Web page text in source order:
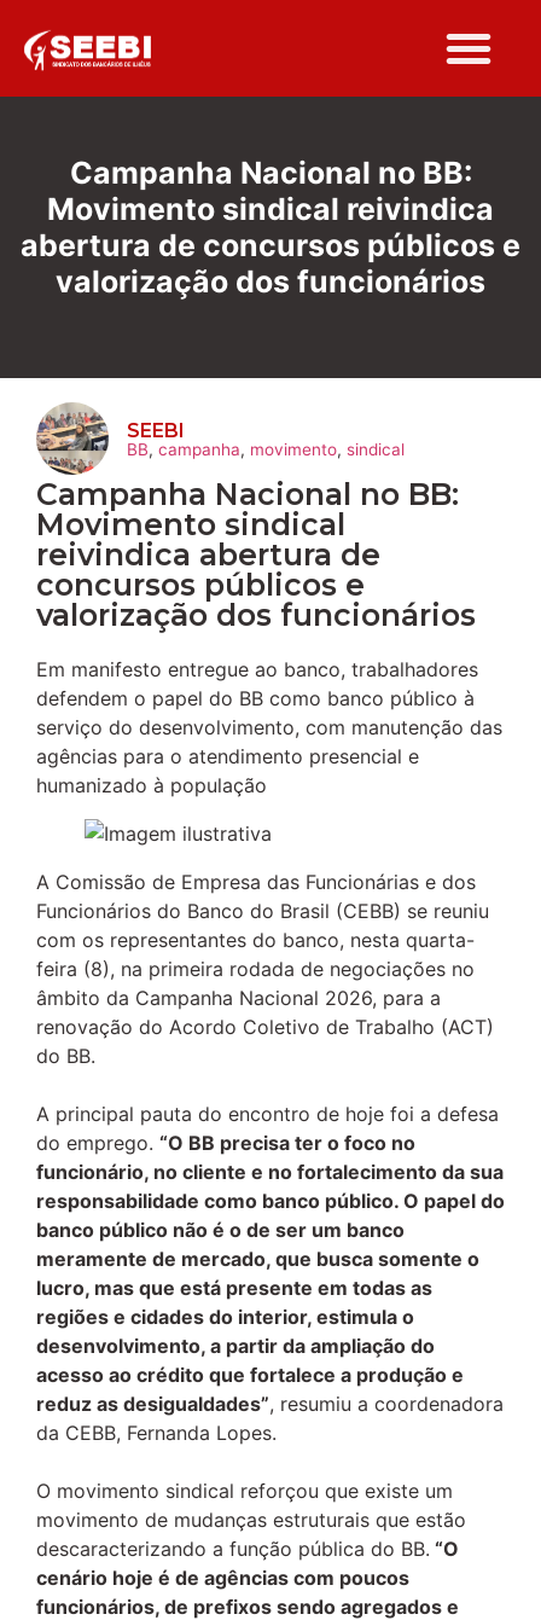
Campanha Nacional no BB:
Movimento sindical reivindica
abertura de concursos públicos e
valorização dos funcionários
SEEBI
BB, campanha, movimento, sindical
Campanha Nacional no BB:
Movimento sindical
reivindica abertura de
concursos públicos e
valorização dos funcionários
Em manifesto entregue ao banco, trabalhadores
defendem o papel do BB como banco público à
serviço do desenvolvimento, com manutenção das
agências para o atendimento presencial e
humanizado à população
A Comissão de Empresa das Funcionárias e dos
Funcionários do Banco do Brasil (CEBB) se reuniu
com os representantes do banco, nesta quarta-
feira (8), na primeira rodada de negociações no
âmbito da Campanha Nacional 2026, para a
renovação do Acordo Coletivo de Trabalho (ACT)
do BB.
A principal pauta do encontro de hoje foi a defesa
do emprego. “O BB precisa ter o foco no
funcionário, no cliente e no fortalecimento da sua
responsabilidade como banco público. O papel do
banco público não é o de ser um banco
meramente de mercado, que busca somente o
lucro, mas que está presente em todas as
regiões e cidades do interior, estimula o
desenvolvimento, a partir da ampliação do
acesso ao crédito que fortalece a produção e
reduz as desigualdades”, resumiu a coordenadora
da CEBB, Fernanda Lopes.
O movimento sindical reforçou que existe um
movimento de mudanças estruturais que estão
descaracterizando a função pública do BB. “O
cenário hoje é de agências com poucos
funcionários, de prefixos sendo agregados e